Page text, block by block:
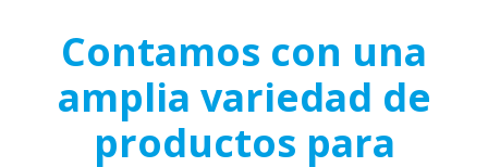
Contamos con una
amplia variedad de
productos para